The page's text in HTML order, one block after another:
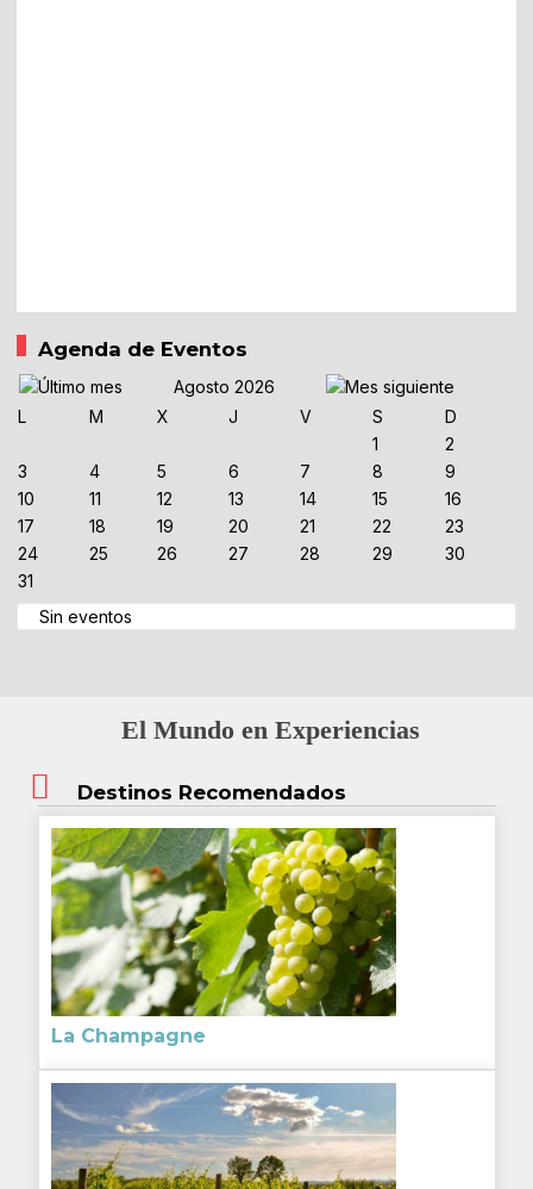
Agenda de Eventos
Agosto 2026
L
M X J V S
D
1
2
3
4 5 6 7 8
9
10
11 12 13 14 15
16
17
18 19 20 21 22
23
24
25 26 27 28 29
30
31
Sin eventos
El Mundo en Experiencias
Destinos Recomendados
La Champagne